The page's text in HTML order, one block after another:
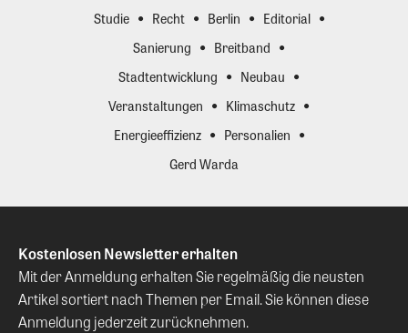
Studie
Recht Berlin
Editorial
Sanierung
Breitband
Stadtentwicklung
Neubau
Veranstaltungen
Klimaschutz
Energieeffizienz
Personalien
Gerd Warda
Kostenlosen Newsletter erhalten
Mit der Anmeldung erhalten Sie regelmäßig die neusten
Artikel sortiert nach Themen per Email. Sie können diese
Anmeldung jederzeit zurücknehmen.